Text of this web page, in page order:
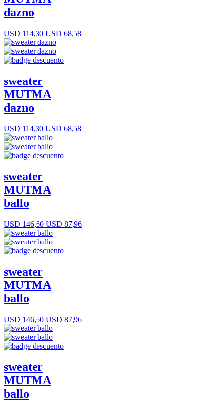
dazno
USD 114,30 USD 68,58
sweater
MUTMA
dazno
USD 114,30 USD 68,58
sweater
MUTMA
ballo
USD 146,60 USD 87,96
sweater
MUTMA
ballo
USD 146,60 USD 87,96
sweater
MUTMA
ballo